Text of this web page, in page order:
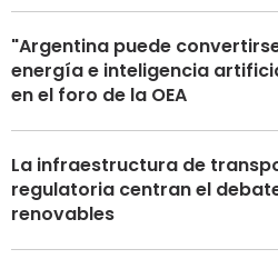
"Argentina puede
energía e inteligencia
en el foro de la OEA
La infraestructura de
regulatoria centran el
renovables